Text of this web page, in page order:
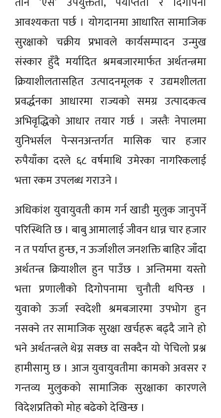
आवश्यकता पर्छ । योगदानमा आधारित सामाजिक
सुरक्षाको चक्रीय प्रभावले कार्यसम्पादन उन्मुख
संस्कार हुँदै मर्यादित श्रमबजारमार्फत अर्थतन्त्रमा
क्रियाशीलतासहित उत्पादनमूलक र उद्यमशीलता
प्रवर्द्धनका आधारमा राज्यको समग्र उत्पादकत्व
अभिवृद्धिको आधार तयार गर्छ । जस्तैः नेपालमा
युनिभर्सल पेन्सनअन्तर्गत मासिक चार हजार
रुपैयाँका दरले ६८ वर्षमाथि उमेरका नागरिकलाई
भत्ता रकम उपलब्ध गराउने ।
अधिकांश युवायुवती काम गर्न खाडी मुलुक जानुपर्ने
परिस्थिति छ । बाबु आमालाई जीवन धान्न चार हजार
न त पर्याप्त हुन्छ, न ऊर्जाशील जनशक्ति बाहिर जाँदा
अर्थतन्त्र क्रियाशील हुन पाउँछ । अन्तिममा यस्तो
भत्ता प्रणालीको दिगोपनामा चुनौती थपिन्छ ।
युवाको ऊर्जा स्वदेशी श्रमबजारमा उपभोग हुन
नसक्ने तर सामाजिक सुरक्षा खर्चहरू बढ्दै जाने हो
भने अर्थतन्त्रले थेग्न सक्छ वा सक्दैन यो पेचिलो प्रश्न
हामीसामु छ । आज युवायुवतीमा कामको अवसर र
गन्तव्य मुलुकको सामाजिक सुरक्षाका कारणले
विदेशप्रतिको मोह बढेको देखिन्छ ।